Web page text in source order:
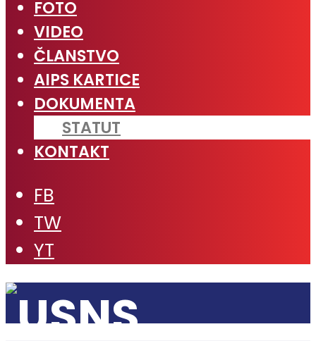
FOTO
VIDEO
ČLANSTVO
AIPS KARTICE
DOKUMENTA
STATUT
KONTAKT
FB
TW
YT